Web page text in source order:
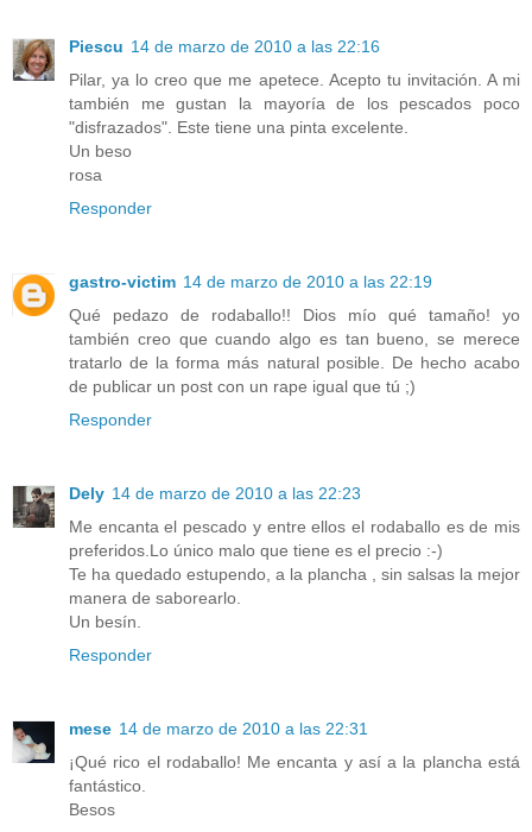
Piescu 14 de marzo de 2010 a las 22:16
Pilar, ya lo creo que me apetece. Acepto tu invitación. A mi
también me gustan la mayoría de los pescados poco
"disfrazados". Este tiene una pinta excelente.
Un beso
rosa
Responder
gastro-victim 14 de marzo de 2010 a las 22:19
Qué pedazo de rodaballo!! Dios mío qué tamaño! yo
también creo que cuando algo es tan bueno, se merece
tratarlo de la forma más natural posible. De hecho acabo
de publicar un post con un rape igual que tú ;)
Responder
Dely 14 de marzo de 2010 a las 22:23
Me encanta el pescado y entre ellos el rodaballo es de mis
preferidos.Lo único malo que tiene es el precio :-)
Te ha quedado estupendo, a la plancha , sin salsas la mejor
manera de saborearlo.
Un besín.
Responder
mese 14 de marzo de 2010 a las 22:31
¡Qué rico el rodaballo! Me encanta y así a la plancha está
fantástico.
Besos